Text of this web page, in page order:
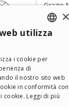
Grazie
CENTER
ENGLISH
SPANISH
PORTUGUESE
×
utilizza
i cookie per
di
il nostro sito web
in conformità con
cookie. Leggi di più